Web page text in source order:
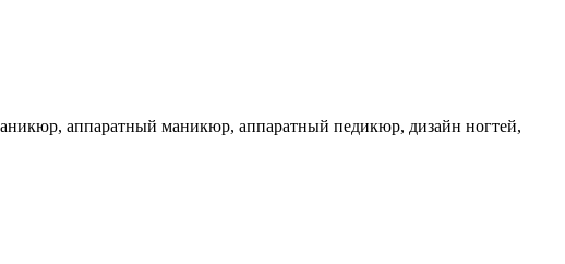
аппаратный маникюр, аппаратный педикюр, дизайн ногтей,